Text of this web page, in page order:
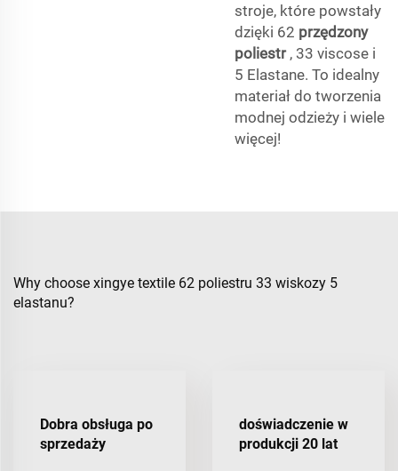
stroje, które powstały
dzięki 62 przędzony
poliestr , 33 viscose i
5 Elastane. To idealny
materiał do tworzenia
modnej odzieży i wiele
więcej!
Why choose xingye textile 62 poliestru 33 wiskozy 5
elastanu?
Dobra obsługa po
sprzedaży
doświadczenie w
produkcji 20 lat